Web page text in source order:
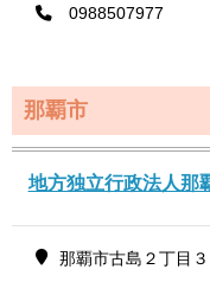
0988507977
那覇市
地方独立行政法人那
那覇市古島２丁目